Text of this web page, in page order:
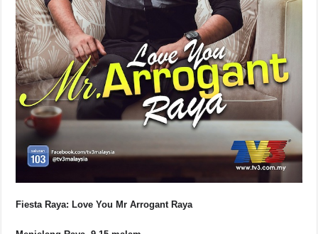
Fiesta Raya: Love You Mr Arrogant Raya